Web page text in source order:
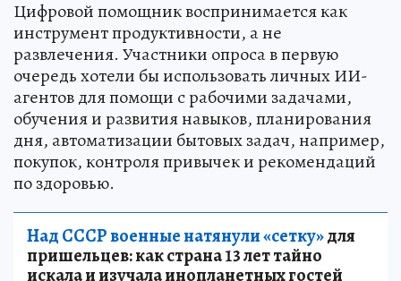
Цифровой помощник воспринимается как
инструмент продуктивности, а не
развлечения. Участники опроса в первую
очередь хотели бы использовать личных ИИ-
агентов для помощи с рабочими задачами,
обучения и развития навыков, планирования
дня, автоматизации бытовых задач, например,
покупок, контроля привычек и рекомендаций
по здоровью.
Над СССР военные натянули «сетку»для
пришельцев: как страна 13 лет тайно
искала и изучала инопланетных гостей